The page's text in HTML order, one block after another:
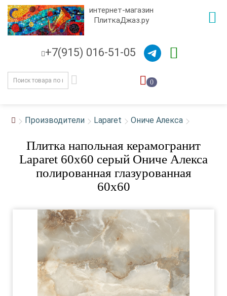
интернет-магазин
ПлиткаДжаз.ру
+7(915) 016-51-05
0
Производители Laparet Ониче Алекса
Плитка напольная керамогранит
Laparet 60x60 серый Ониче Алекса
полированная глазурованная
60x60